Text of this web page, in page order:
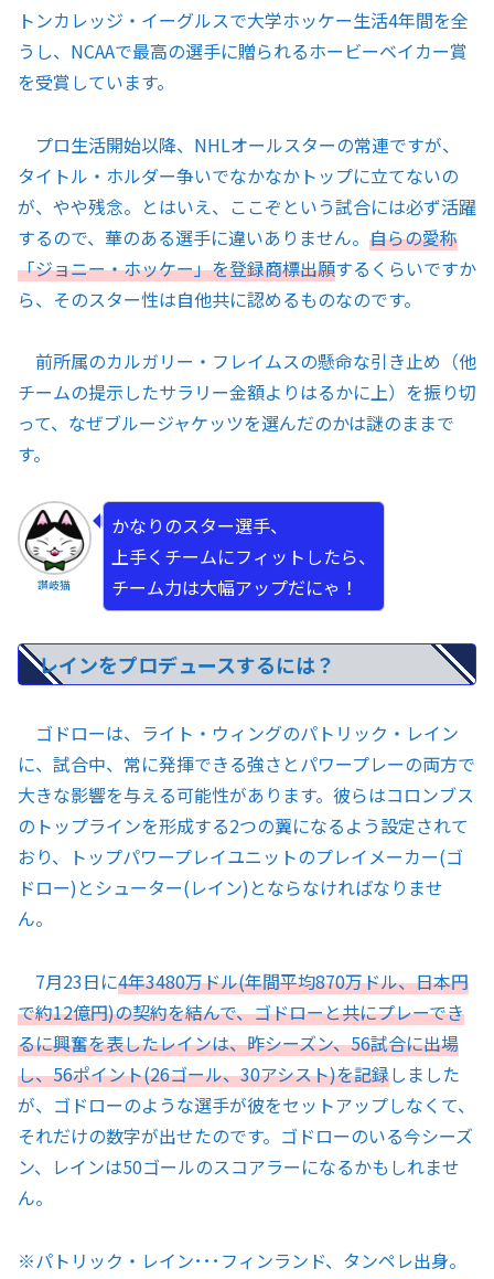
トンカレッジ・イーグルスで大学ホッケー生活4年間を全
うし、NCAAで最高の選手に贈られるホービーベイカー賞
を受賞しています。
プロ生活開始以降、NHLオールスターの常連ですが、
タイトル・ホルダー争いでなかなかトップに立てないの
が、やや残念。とはいえ、ここぞという試合には必ず活躍
するので、華のある選手に違いありません。 自らの愛称
「ジョニー・ホッケー」を登録商標出願するくらいですか
ら、そのスター性は自他共に認めるものなのです。
前所属のカルガリー・フレイムスの懸命な引き止め（他
チームの提示したサラリー金額よりはるかに上）を振り切
って、なぜブルージャケッツを選んだのかは謎のままで
す。
讃岐猫
かなりのスター選手、
上手くチームにフィットしたら、
チーム力は大幅アップだにゃ！
レインをプロデュースするには？
ゴドローは、ライト・ウィングのパトリック・レイン
に、試合中、常に発揮できる強さとパワープレーの両方で
大きな影響を与える可能性があります。彼らはコロンブス
のトップラインを形成する2つの翼になるよう設定されて
おり、トップパワープレイユニットのプレイメーカー(ゴ
ドロー)とシューター(レイン)とならなければなりませ
ん。
7月23日に4年3480万ドル(年間平均870万ドル、日本円
で約12億円)の契約を結んで、ゴドローと共にプレーでき
るに興奮を表したレインは、昨シーズン、56試合に出場
し、56ポイント(26ゴール、30アシスト)を記録しました
が、ゴドローのような選手が彼をセットアップしなくて、
それだけの数字が出せたのです。ゴドローのいる今シーズ
ン、レインは50ゴールのスコアラーになるかもしれませ
ん。
※パトリック・レイン･･･フィンランド、タンペレ出身。